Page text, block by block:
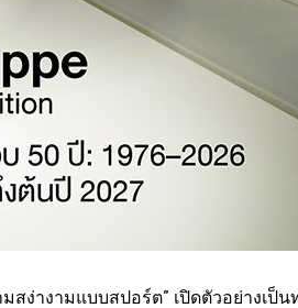
างามแบบสปอร์ต” เปิดตัวอย่างเป็น